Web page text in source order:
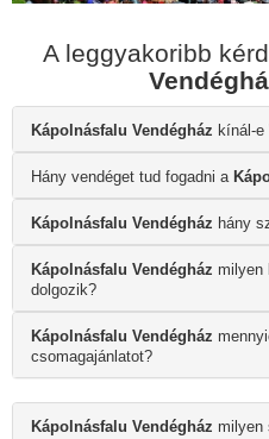
A leggyakoribb
Kápolnásfalu Vendégház kínál-
Hány vendéget tud fogadni a
Kápolnásfalu Vendégház hány
Kápolnásfalu Vendégház milyen
dolgozik?
Kápolnásfalu Vendégház
csomagajánlatot?
Kápolnásfalu Vendégház milyen